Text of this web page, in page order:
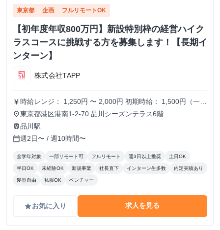
東京都 企画 フルリモートOK
【初年度年収800万円】新設特別枠の経営ハイク
ラスコースに挑戦する方を募集します！【長期イ
ンターン】
株式会社TAPP
currency_yen 時給レンジ： 1,250円 〜 2,000円 初期時給： 1,500円（一律
スタート） 改定タイミング： 3ヶ月ごとの契約更新時 評価
基準： 以下の4項目を5段階でスコアリングし、時給を決
待を大きく上回り、社員と同等のバリューを発揮。 A評価：
期待通り。安定して高品質な成果を出している。（※現状維
範囲の縮小や、当初想定していたスキルレベルに達していな
い場合に適用します。
place東京都港区港南1-2-70 品川シーズンテラス6階
train品川駅
calendar_today週2日〜 / 週10時間〜
全学年対象 一部リモート可 フルリモート 週3日以上推奨 土日OK
半日OK 未経験OK 新規事業 社長直下 インターン生多数 内定実績あり
髪型自由 私服OK ベンチャー
gradeお気に入り 求人を見る